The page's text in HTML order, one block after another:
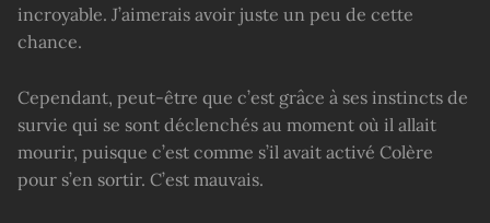
incroyable. J’aimerais avoir juste un peu de cette
chance.
Cependant, peut-être que c’est grâce à ses instincts de
survie qui se sont déclenchés au moment où il allait
mourir, puisque c’est comme s’il avait activé Colère
pour s’en sortir. C’est mauvais.